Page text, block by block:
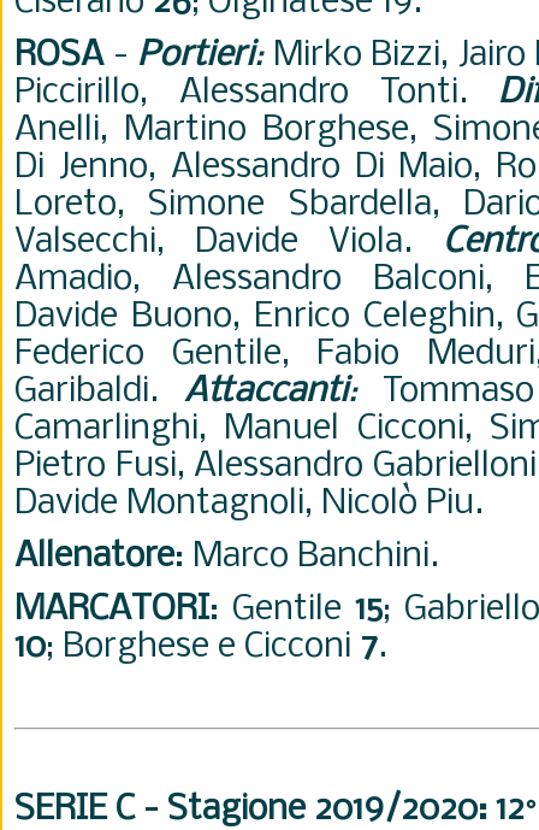
ROSA - Portieri:Mirko Bizzi, Jairo
Piccirillo, Alessandro Tonti.
Anelli, Martino Borghese,
Di Jenno, Alessandro Di Maio,
Loreto, Simone Sbardella,
Valsecchi, Davide Viola.
Amadio, Alessandro Balconi,
Davide Buono, Enrico Celeghin,
Federico Gentile, Fabio
Garibaldi. Attaccanti:
Camarlinghi, Manuel Cicconi,
Pietro Fusi, Alessandro
Davide Montagnoli, Nicolò Piu.
Allenatore: Marco Banchini.
MARCATORI: Gentile 15;
10; Borghese e Cicconi 7.
SERIE C - Stagione 2019/2020: